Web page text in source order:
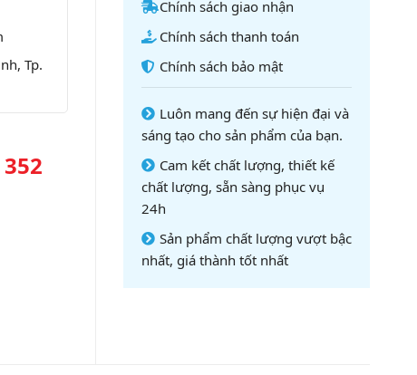
Tp.
Chính sách giao nhận
Chính sách thanh toán
Chính sách bảo mật
Luôn mang đến sự hiện đại và
sáng tạo cho sản phẩm của bạn.
Cam kết chất lượng, thiết kế
chất lượng, sẵn sàng phục vụ
24h
Sản phẩm chất lượng vượt bậc
nhất, giá thành tốt nhất